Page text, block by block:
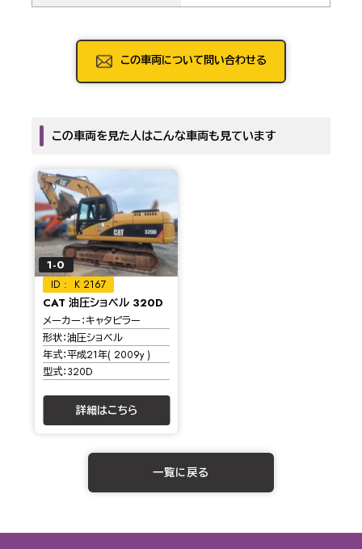
この車両について問い合わせる
この車両を見た人はこんな車両も見ています
1-0
K 2167
CAT 油圧ショベル 320D
メーカー キャタピラー
形状 油圧ショベル
年式 平成21年( 2009y )
型式 320D
詳細はこちら
一覧に戻る